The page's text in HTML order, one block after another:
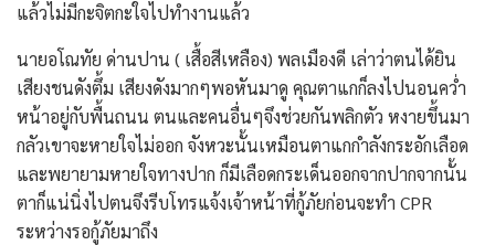
แล้วไม่มีกะจิตกะใจไปทำงานแล้ว
นายอโณทัย ด่านปาน ( เสื้อสีเหลือง) พลเมืองดี เล่าว่าตนได้ยิน
เสียงชนดังตึ้ม เสียงดังมากๆพอหันมาดู คุณตาแกก็ลงไปนอนคว่ำ
หน้าอยู่กับพื้นถนน ตนและคนอื่นๆจึงช่วยกันพลิกตัว หงายขึ้นมา
กลัวเขาจะหายใจไม่ออก จังหวะนั้นเหมือนตาแกกำลังกระอักเลือด
และพยายามหายใจทางปาก ก็มีเลือดกระเด็นออกจากปากจากนั้น
ตาก็แน่นิ่งไปตนจึงรีบโทรแจ้งเจ้าหน้าที่กู้ภัยก่อนจะทำ CPR
ระหว่างรอกู้ภัยมาถึง